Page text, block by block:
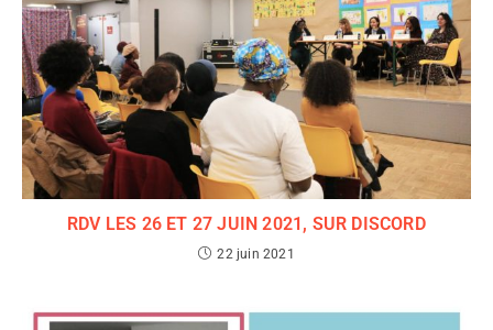
RDV LES 26 ET 27 JUIN 2021, SUR DISCORD
22 juin 2021